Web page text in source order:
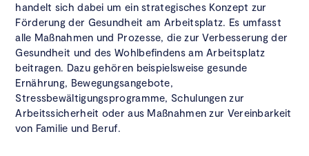
handelt sich dabei um ein strategisches Konzept zur
Förderung der Gesundheit am Arbeitsplatz. Es umfasst
alle Maßnahmen und Prozesse, die zur Verbesserung der
Gesundheit und des Wohlbefindens am Arbeitsplatz
beitragen. Dazu gehören beispielsweise gesunde
Ernährung, Bewegungsangebote,
Stressbewältigungsprogramme, Schulungen zur
Arbeitssicherheit oder aus Maßnahmen zur Vereinbarkeit
von Familie und Beruf.